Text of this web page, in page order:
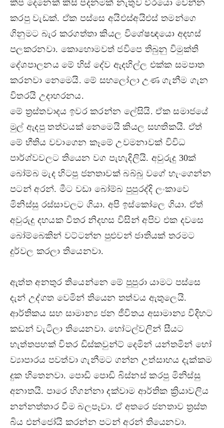
කීප දෙනෙක් කිසි පදනමක් නැතුව වීරයො වෙන්න
කරපු වැඩක්. ඒක පස්සෙ අයිඑස්අයිඑස් තමන්ගෙ
ගිනුමට බැර කරගත්තා කියල විශේෂඥයො අදහස්
පලකරනවා. කොහොමවත් ජවිපෙ තිබුනු විමුක්ති
දේශපාලනය මේ හිස් දේව ඇදහිල්ල එක්ක සමපාත
කරනවා නෙමෙයි. මේ සහලෝලා උණ ගැනීම ගැන
විතරයි උදාහරනය.
මේ ත්‍රස්තවාදය ඉවර කරන්න ලේසියි. ඒක සමාජයේ
මුල් ඇදපු තත්වයක් නෙමෙයි කියල සහතිකයි. ඒත්
මේ භීතිය වවාගෙන කෑමේ උවමනාවක් විවිධ
පාර්ශ්වවලට තියෙන වග පැහැදිලියි. අවුරුදු 30ක්
බෝම්බ මැද හිටපු ජනතාවක් බබ්බු වගේ හැංගෙන්න
පටන් අරන්. මීට වඩා බෝම්බ පුපුරද්දි ලංකාවෙ
මිනිස්සු රස්සාවලට ගියා. අපි ඉස්කෝලෙ ගියා. ඒත්
අවුරුදු දහයක විතර නිදහස විසින් අපිව එක දවසෙ
බෝම්බෙකින් වට්ටන්න පුළුවන් ජාතියක් තරමට
දුර්වල කරලා තියෙනවා.
ඇත්ත අනතුර තියෙන්නෙ මේ පුපුරා යාමට පස්සෙ
දැන් උද්ගත වෙමින් තියෙන තත්වය ඇතුලෙයි.
ආර්තිකය සහ සාමාන්‍ය ජන ජීවිතය අසාමාන්‍ය විදිහට
කඩන් වැටිලා තියෙනවා. හෝටල්වලින් සීයට
හැත්තපහක් විතර ඩිස්කවුන්ට් දෙමින් යන්තමින් හෝ
ව්‍යාපාරය පවත්වා ගැනීමට ගන්න උත්සාහය දැක්කම
දුක හිතෙනවා. පොඩි පොඩි බිස්නස් කරපු මිනිස්සු
අනාතයි. පාරෙ හිගන්නා දක්වාම ආර්තික ක්‍රියාවලිය
නන්නත්තාර වීම බලපෑවා. ඒ අතරෙ ජනතාව ත්‍රස්ත
බිය එන්ජෝයි කරන්න පටන් අරන් තියෙනවා.